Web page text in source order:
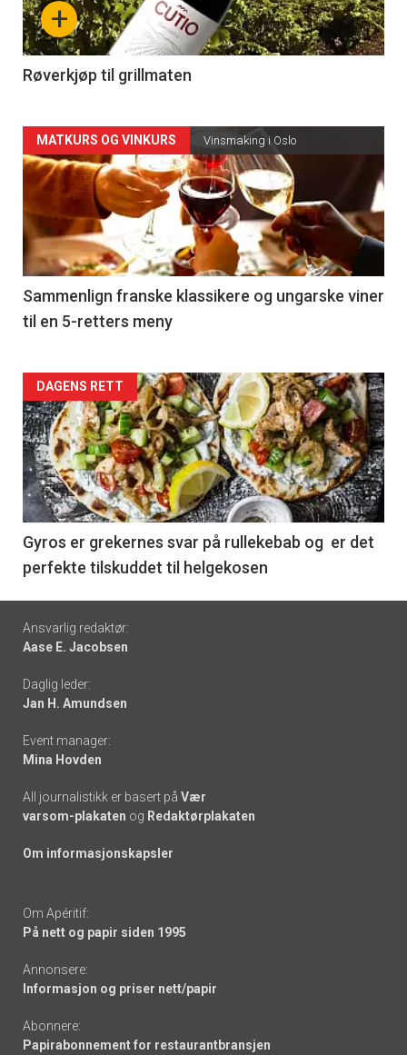
-
4
+
Røverkjøp til grillmaten
Forsiden
akkurat
nå
-
5
MATKURS OG VINKURS Vinsmaking i Oslo
Sammenlign franske klassikere og ungarske viner
til en 5-retters meny
Forsiden
akkurat
nå
-
6
DAGENS RETT
Gyros er grekernes svar på rullekebab og er det
perfekte tilskuddet til helgekosen
Footer
-
links
Ansvarlig redaktør:
Aase E. Jacobsen
Daglig leder:
Jan H. Amundsen
Event manager:
Mina Hovden
All journalistikk er basert på Vær
varsom-plakaten og Redaktørplakaten
Om informasjonskapsler
Om Apéritif:
På nett og papir siden 1995
Annonsere:
Informasjon og priser nett/papir
Abonnere:
Papirabonnement for restaurantbransjen